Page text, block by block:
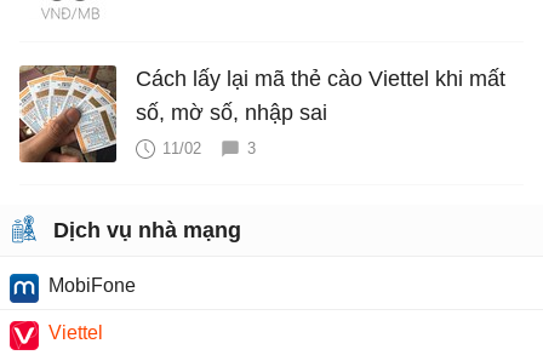
Cách lấy lại mã thẻ cào Viettel khi mất
số, mờ số, nhập sai
11/02 3
Dịch vụ nhà mạng
MobiFone
Viettel